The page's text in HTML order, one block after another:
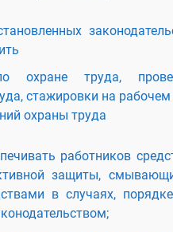
охране труда,
стажировки на рабочем
охраны труда
работников
защиты,
в случаях,